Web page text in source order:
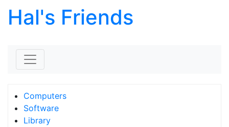
Hal's Friends
Computers
Software
Library